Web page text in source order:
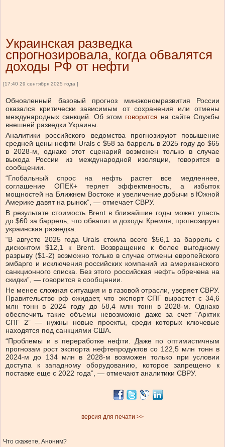
Украинская разведка
спрогнозировала, когда обвалятся
доходы РФ от нефти
[17:40 29 сентября 2025 года ]
Обновленный базовый прогноз минэкономразвития России
оказался критически зависимым от сохранения или отмены
международных санкций. Об этом говорится на сайте Службы
внешней разведки Украины.
Аналитики российского ведомства прогнозируют повышение
средней цены нефти Urals с $58 за баррель в 2025 году до $65
в 2028-м, однако этот сценарий возможен только в случае
выхода России из международной изоляции, говорится в
сообщении.
“Глобальный спрос на нефть растет все медленнее,
соглашение ОПЕК+ теряет эффективность, а избыток
мощностей на Ближнем Востоке и увеличение добычи в Южной
Америке давят на рынок”, — отмечает СВРУ.
В результате стоимость Brent в ближайшие годы может упасть
до $60 за баррель, что обвалит и доходы Кремля, прогнозирует
украинская разведка.
“В августе 2025 года Urals стоила всего $56,1 за баррель с
дисконтом $12,1 к Brent. Возвращение к более выгодному
разрыву ($1-2) возможно только в случае отмены европейского
эмбарго и исключения российских компаний из американского
санкционного списка. Без этого российская нефть обречена на
скидки”, — говорится в сообщении.
Не менее сложная ситуация и в газовой отрасли, уверяет СВРУ.
Правительство рф ожидает, что экспорт СПГ вырастет с 34,6
млн тонн в 2024 году до 58,4 млн тонн в 2028-м. Однако
обеспечить такие объемы невозможно даже за счет “Арктик
СПГ 2” — нужны новые проекты, среди которых ключевые
находятся под санкциями США.
“Проблемы и в переработке нефти. Даже по оптимистичным
прогнозам рост экспорта нефтепродуктов со 122,5 млн тонн в
2024-м до 134 млн в 2028-м возможен только при условии
доступа к западному оборудованию, которое запрещено к
поставке еще с 2022 года”, — отмечают аналитики СВРУ.
версия для печати >>
Что скажете, Аноним?